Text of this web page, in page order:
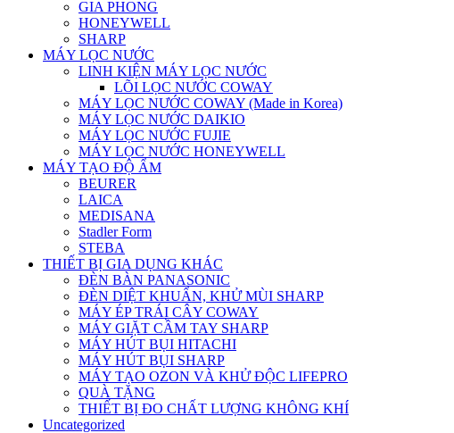
GIA PHONG
HONEYWELL
SHARP
MÁY LỌC NƯỚC
LINH KIỆN MÁY LỌC NƯỚC
LÕI LỌC NƯỚC COWAY
MÁY LỌC NƯỚC COWAY (Made in Korea)
MÁY LỌC NƯỚC DAIKIO
MÁY LỌC NƯỚC FUJIE
MÁY LỌC NƯỚC HONEYWELL
MÁY TẠO ĐỘ ẨM
BEURER
LAICA
MEDISANA
Stadler Form
STEBA
THIẾT BỊ GIA DỤNG KHÁC
ĐÈN BÀN PANASONIC
ĐÈN DIỆT KHUẨN, KHỬ MÙI SHARP
MÁY ÉP TRÁI CÂY COWAY
MÁY GIẶT CẦM TAY SHARP
MÁY HÚT BỤI HITACHI
MÁY HÚT BỤI SHARP
MÁY TẠO OZON VÀ KHỬ ĐỘC LIFEPRO
QUÀ TẶNG
THIẾT BỊ ĐO CHẤT LƯỢNG KHÔNG KHÍ
Uncategorized